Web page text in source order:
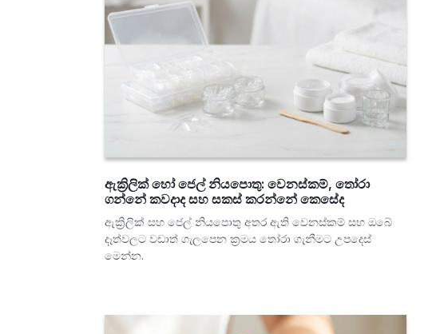
ඇක්‍රිලික් හෝ ජෙල් නියපොතු: වෙනස්කම්, තෝරා
ගන්නේ කවදාද සහ සකස් කරන්නේ කෙසේද
ඇක්‍රිලික් සහ ජෙල් නියපොතු අතර ඇති වෙනස්කම් සහ ඔබේ
දෑත්වලට වඩාත් ගැලපෙන ක්‍රමය තෝරා ගැනීමට උපදෙස්
මෙන්න.